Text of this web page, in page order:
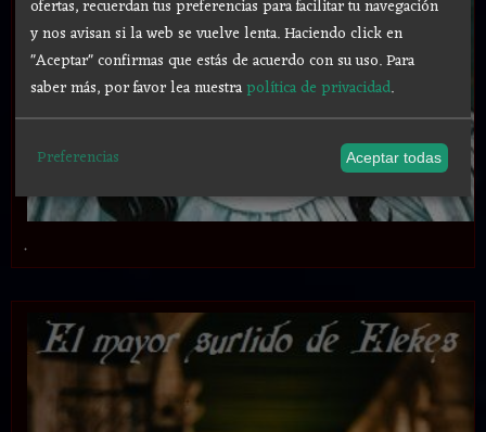
.
ofertas, recuerdan tus preferencias para facilitar tu navegación
y nos avisan si la web se vuelve lenta. Haciendo click en
"Aceptar" confirmas que estás de acuerdo con su uso.Para
saber más, por favor lea nuestrapolítica de privacidad.
Preferencias Aceptar todas